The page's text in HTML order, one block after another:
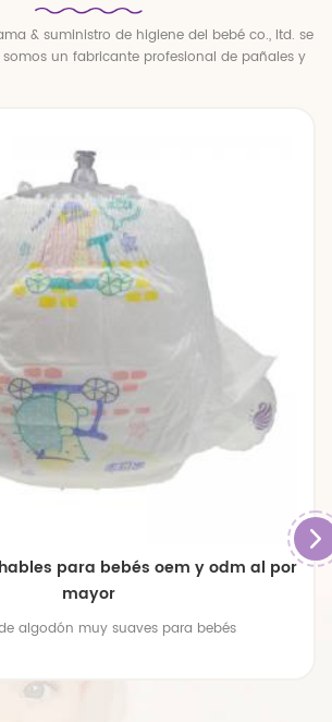
& suministro de higiene del bebé co., ltd. se
un fabricante profesional de pañales y
para bebés oem y odm al por
mayor
algodón muy suaves para bebés